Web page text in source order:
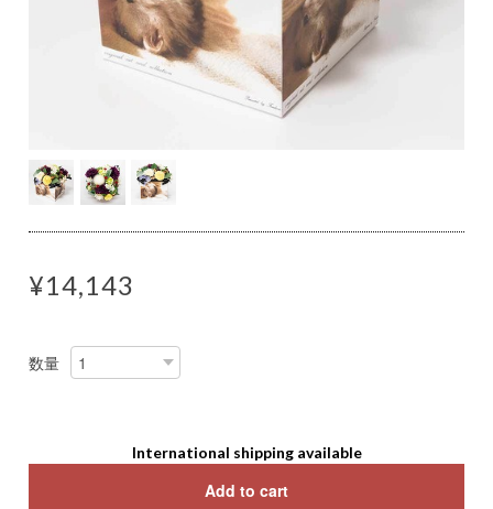
¥14,143
数量
International shipping available
Add to cart